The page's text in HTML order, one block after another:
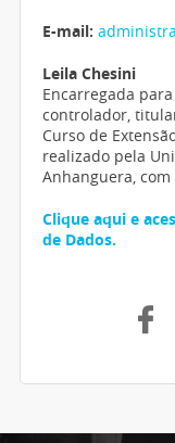
E-mail:
Leila Chesini
Encarregada
controlador,
Curso de Extensão
realizado pela
Anhanguera,
Clique aqui e
de Dados.